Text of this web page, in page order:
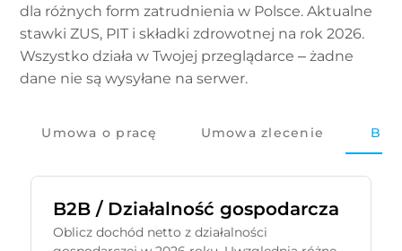
dla różnych form zatrudnienia w Polsce. Aktualne
stawki ZUS, PIT i składki zdrowotnej na rok 2026.
Wszystko działa w Twojej przeglądarce – żadne
dane nie są wysyłane na serwer.
Umowa o pracę Umowa zlecenie B2B
B2B / Działalność gospodarcza
Oblicz dochód netto z działalności